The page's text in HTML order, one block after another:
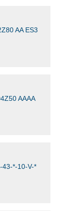
AA ES3
AААА
43-*-10-V-*